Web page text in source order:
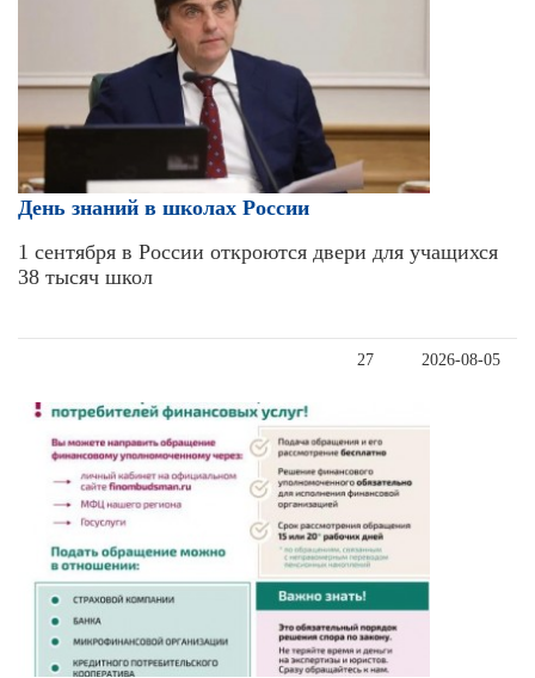
День знаний в школах России
1 сентября в России откроются двери для учащихся
38 тысяч школ
2026-08-05
27